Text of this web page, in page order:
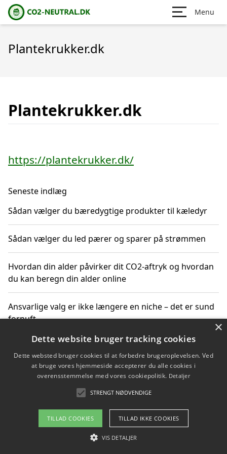
Menu
Plantekrukker.dk
Plantekrukker.dk
https://plantekrukker.dk/
Seneste indlæg
Sådan vælger du bæredygtige produkter til kæledyr
Sådan vælger du led pærer og sparer på strømmen
Hvordan din alder påvirker dit CO2-aftryk og hvordan
du kan beregn din alder online
Ansvarlige valg er ikke længere en niche – det er sund
fornuft
Sådan kan du handle bæredygtigt og bestil med
faktura
Om / kontakt
Blog Betingelser
×
Dette website bruger tracking cookies
Dette websted bruger cookies til at forbedre brugeroplevelsen. Ved
at bruge vores hjemmeside accepterer du alle cookies i
overensstemmelse med vores cookiepolitik. Detaljer
STRENGT NØDVENDIGE
TILLAD COOKIES TILLAD IKKE COOKIES
VIS DETALJER